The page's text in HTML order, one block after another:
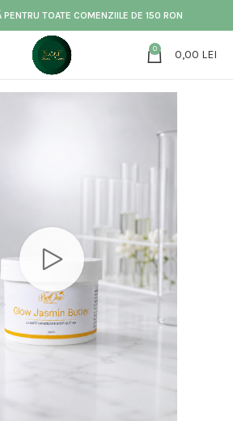
PENTRU TOATE COMENZIILE DE 150 RON
0 0,00 LEI